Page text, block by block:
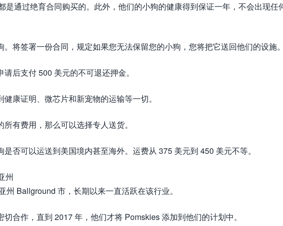
是通过绝育合同购买的。此外，他们的小狗的健康得到保证一年，不会出现任
将签署一份合同，规定如果您无法保留您的小狗，您将把它送回他们的设施
后支付 500 美元的不可退还押金。
康证明、微芯片和新宠物的运输等一切。
有费用，那么可以选择专人送货。
否可以运送到美国境内甚至海外。运费从 375 美元到 450 美元不等。
州
Ballground 市，长期以来一直活跃在该行业。
合作，直到 2017 年，他们才将 Pomskies 添加到他们的计划中。